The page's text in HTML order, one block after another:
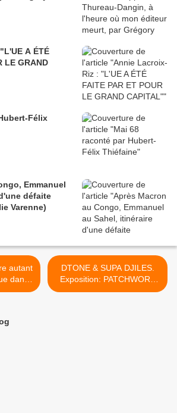
A ÉTÉ
LE GRAND
Félix
Emmanuel
défaite
Varenne)
dans
DTONE & SUPA DJILES.
Exposition: PATCHWORK
Du 14 Juin au 25 Juin 2012